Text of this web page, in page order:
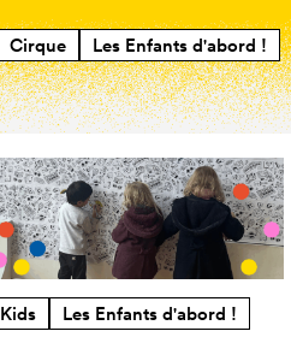
Cirque Les Enfants d'abord !
Kids Les Enfants d'abord !